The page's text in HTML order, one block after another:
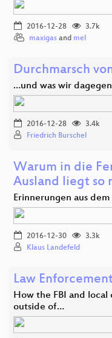
2016-12-28
3.7k
maxigas and mel
Durchmarsch
…und was wir
2016-12-28
3.4k
Friedrich Burschel
Warum in die
Ausland liegt so
Erinnerungen aus
2016-12-30
3.3k
Klaus Landefeld
Law
How the FBI and
outside of…